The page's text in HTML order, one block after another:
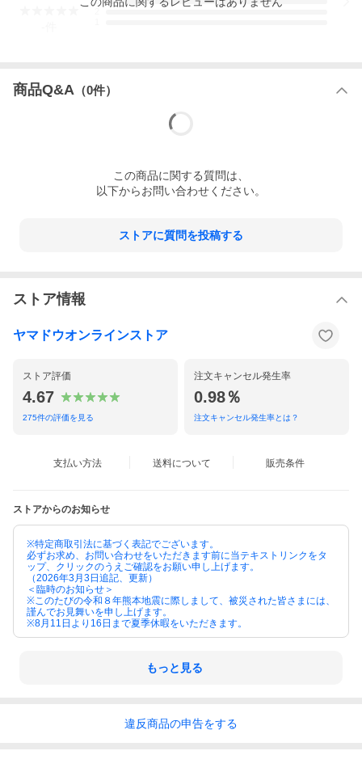
商品Q&A （0件）
この商品に関する質問は、
以下からお問い合わせください。
ストアに質問を投稿する
ストア情報
ヤマドウオンラインストア
ストア評価
4.67
275件の評価を見る
注文キャンセル発生率
0.98％
注文キャンセル発生率とは？
支払い方法 送料について 販売条件
ストアからのお知らせ
※特定商取引法に基づく表記でございます。
必ずお求め、お問い合わせをいただきます前に当テキストリンクをタ
ップ、クリックのうえご確認をお願い申し上げます。
（2026年3月3日追記、更新）
＜臨時のお知らせ＞
※このたびの令和８年熊本地震に際しまして、被災された皆さまには、
謹んでお見舞いを申し上げます。
※8月11日より16日まで夏季休暇をいただきます。
もっと見る
違反商品の申告をする